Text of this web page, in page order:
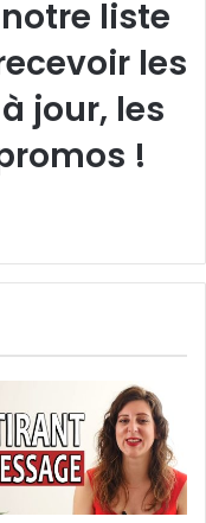
liste
les
jour, les
!